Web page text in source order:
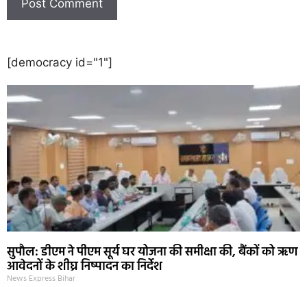
[democracy id="1"]
सुपौल: डीएम ने पीएम सूर्य घर योजना की समीक्षा की, बैंकों को ऋण
आवेदनों के शीघ्र निष्पादन का निर्देश
News Express Bihar